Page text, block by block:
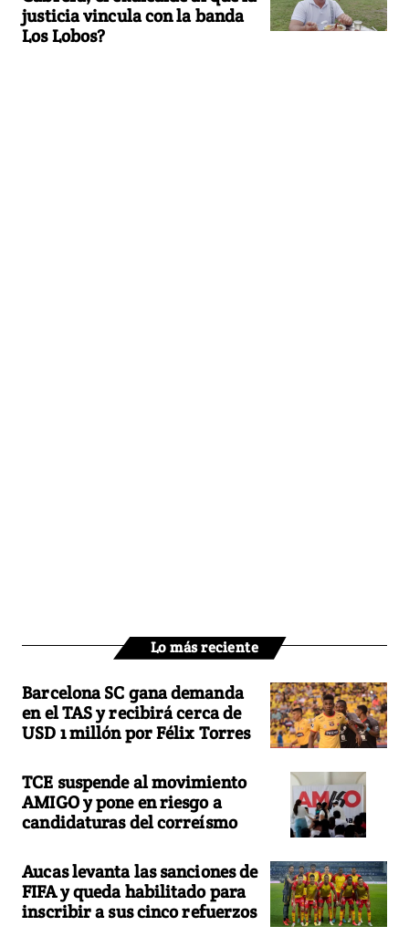
justicia vincula con la banda
Los Lobos?
Lo más reciente
Barcelona SC gana demanda
en el TAS y recibirá cerca de
USD 1 millón por Félix Torres
TCE suspende al movimiento
AMIGO y pone en riesgo a
candidaturas del correísmo
Aucas levanta las sanciones de
FIFA y queda habilitado para
inscribir a sus cinco refuerzos